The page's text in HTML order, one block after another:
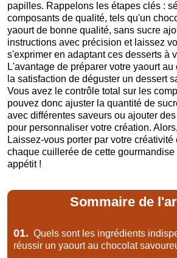
papilles. Rappelons les étapes clés :
composants de qualité, tels qu'un
yaourt de bonne qualité, sans sucre
instructions avec précision et laissez
s'exprimer en adaptant ces desserts à
L'avantage de préparer votre yaourt
la satisfaction de déguster un dessert
Vous avez le contrôle total sur les
pouvez donc ajuster la quantité de
avec différentes saveurs ou ajouter
pour personnaliser votre création.
Laissez-vous porter par votre
chaque cuillerée de cette
appétit !
Sommaire de
01. Quels sont les ingrédients
réussir un yaourt au chocolat